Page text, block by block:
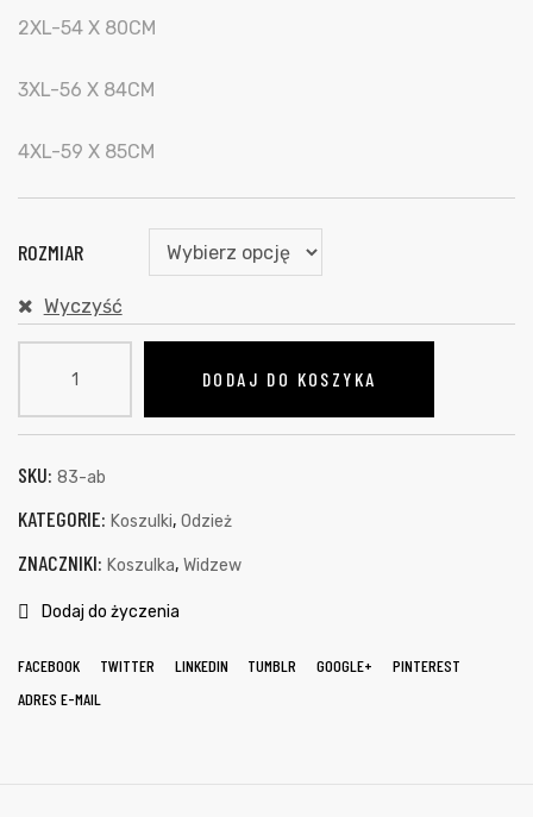
2XL-54 X 80CM
3XL-56 X 84CM
4XL-59 X 85CM
ROZMIAR
Wyczyść
DODAJ DO KOSZYKA
SKU: 83-ab
KATEGORIE: Koszulki, Odzież
ZNACZNIKI: Koszulka, Widzew
Dodaj do życzenia
FACEBOOK TWITTER LINKEDIN TUMBLR GOOGLE+
PINTEREST
ADRES E-MAIL